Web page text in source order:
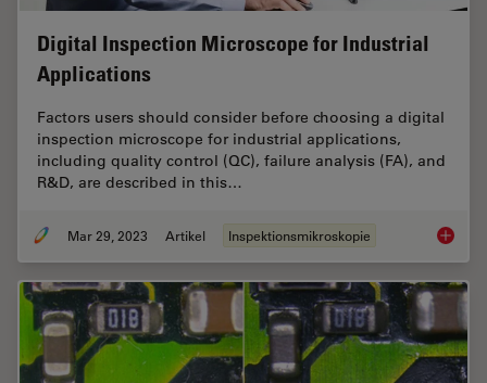
Digital Inspection Microscope for Industrial
Applications
Factors users should consider before choosing a digital
inspection microscope for industrial applications,
including quality control (QC), failure analysis (FA), and
R&D, are described in this…
Mar 29, 2023 Artikel Inspektionsmikroskopie Digital